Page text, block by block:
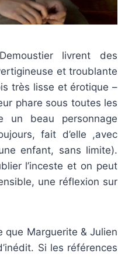
livrent des
et troublante
très lisse et érotique –
phare sous toutes les
un beau personnage
fait d’elle ,avec
enfant, sans limite).
l’inceste et on peut
une réflexion sur
Marguerite & Julien
Si les références